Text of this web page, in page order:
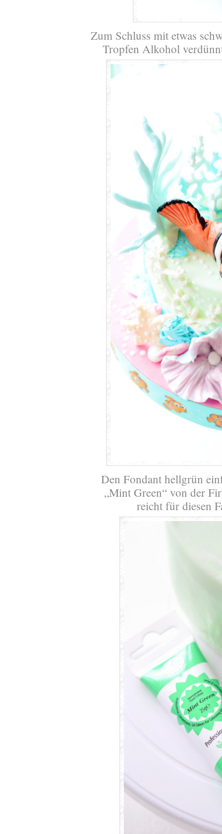
Zum Schluss mit etwas
Tropfen Alkohol
Den Fondant hellgrün
„Mint Green“ von der
reicht für diesen